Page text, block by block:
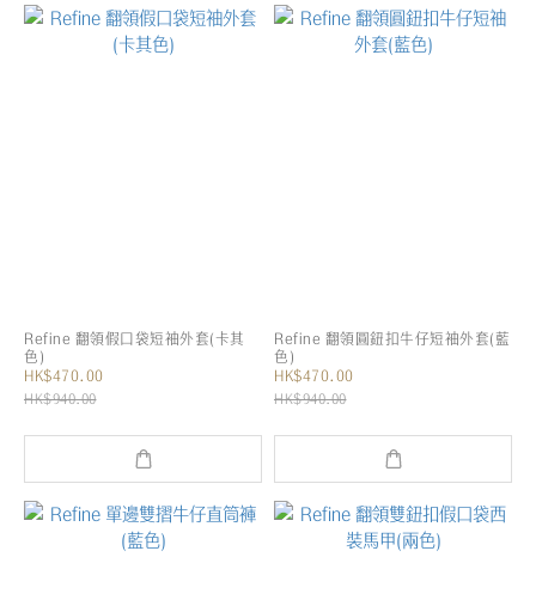
Refine 翻領假口袋短袖外套(卡其
色)
HK$470.00
HK$940.00
Refine 翻領圓鈕扣牛仔短袖外套(藍
色)
HK$470.00
HK$940.00